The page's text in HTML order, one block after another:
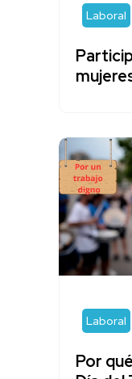
Laboral
Laboral
Por